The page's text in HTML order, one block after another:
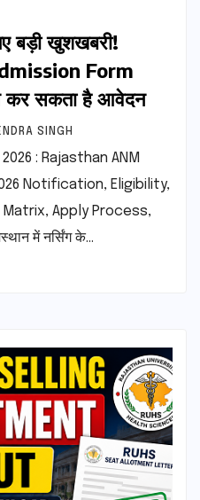
बड़ी खुशखबरी!
Form
कर सकता है आवेदन
SINGH
: Rajasthan ANM
Notification, Eligibility,
Apply Process,
में नर्सिंग के…